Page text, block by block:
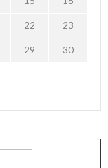
22 23
29 30